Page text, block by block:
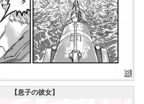
【息子の彼女】